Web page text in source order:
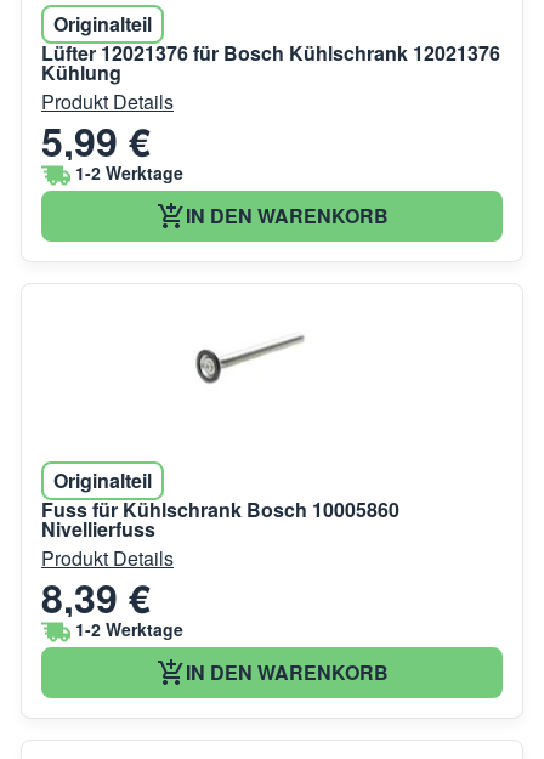
Originalteil
Lüfter 12021376 für Bosch Kühlschrank 12021376
Kühlung
Produkt Details
5,99 €
1-2 Werktage
IN DEN WARENKORB
Originalteil
Fuss für Kühlschrank Bosch 10005860
Nivellierfuss
Produkt Details
8,39 €
1-2 Werktage
IN DEN WARENKORB